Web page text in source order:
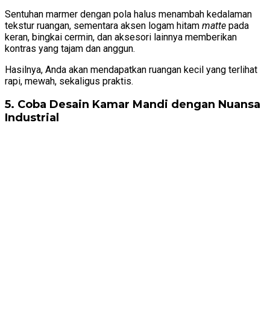
Sentuhan marmer dengan pola halus menambah kedalaman
tekstur ruangan, sementara aksen logam hitam matte pada
keran, bingkai cermin, dan aksesori lainnya memberikan
kontras yang tajam dan anggun.
Hasilnya, Anda akan mendapatkan ruangan kecil yang terlihat
rapi, mewah, sekaligus praktis.
5. Coba Desain Kamar Mandi dengan Nuansa
Industrial